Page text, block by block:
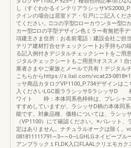
し（すぐわかるインテリアラシッサ
クインの場合は居室ドア・引戸にご記入くだ
てください。□コの字型□ローカウンター型□
カー型□ロの字型デザイン色ミラー有無把手
項建主さま住所：お名前電話：建設会社ご担
テリア建材打合せチェックシートお手持ちの
る記入例付きデジタルチェックシートをご用
ジタルチェックシートもご用意!!オススメ！
業者さまやご家族とメールで共有！デジタル
こちらからhttps://s.lixil.com/vcat23-0818※1
ッサ商品カタログVP1100_P.734デザインは
入くださいLGC親ララシッサSラシッサD
ワイト 枠：本体同系色枠枠は、プレシャ
すすめしていますが、ラシッサD柄の本体同
能です。対象品種、価格については、ラシッ
（VP1100）にて確認ください。※パレット、
定はありません。ナチュラルオークは除く。
081811111791∼3∼∼0∼LGHLGネイビーブル
アンブラック１FLDK入口FLAALクリエモカク